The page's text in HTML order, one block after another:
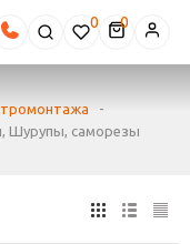
0
-
Шурупы, саморезы